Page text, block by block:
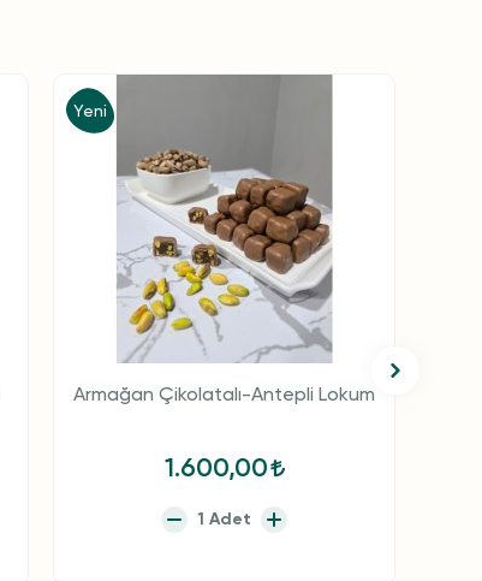
Yeni
Armağan Çikolatalı-Antepli Lokum
1.600,00